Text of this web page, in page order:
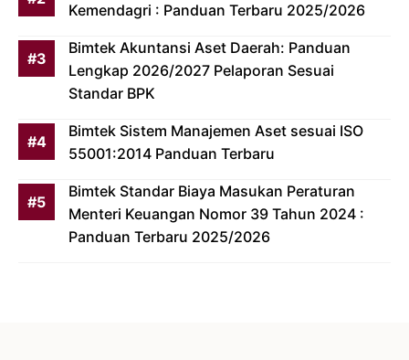
Kemendagri : Panduan Terbaru 2025/2026
Bimtek Akuntansi Aset Daerah: Panduan
Lengkap 2026/2027 Pelaporan Sesuai
Standar BPK
Bimtek Sistem Manajemen Aset sesuai ISO
55001:2014 Panduan Terbaru
Bimtek Standar Biaya Masukan Peraturan
Menteri Keuangan Nomor 39 Tahun 2024 :
Panduan Terbaru 2025/2026